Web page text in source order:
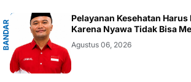
B
A
N
D
A
R
L
A
M
P
U
N
Pelayanan Kesehatan Harus
Karena Nyawa Tidak Bisa
Agustus 06, 2026